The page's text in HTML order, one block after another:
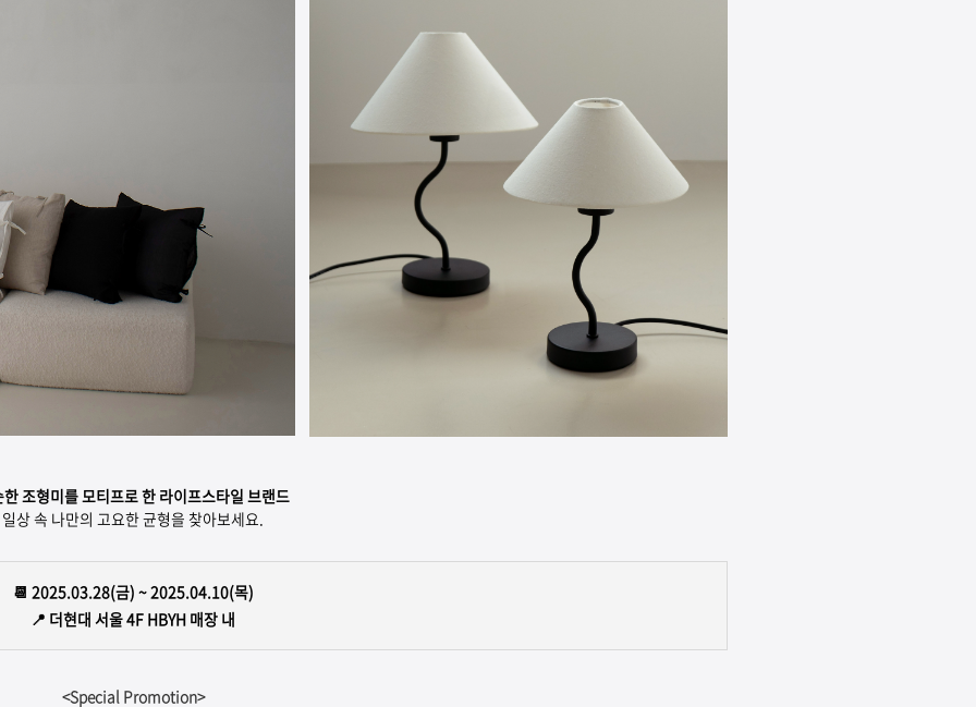
한 조형미를 모티프로 한 라이프스타일 브랜드
일상 속 나만의 고요한 균형을 찾아보세요.
📆 2025.03.28(금) ~ 2025.04.10(목)
📍 더현대 서울 4F HBYH 매장 내
<Special Promotion>